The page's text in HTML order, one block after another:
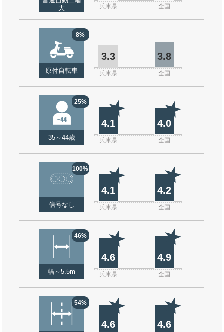
大
兵庫県 全国
8%
原付自転車
3.3 3.8
兵庫県 全国
25%
35～44歳
4.1 4.0
兵庫県 全国
100%
信号なし
4.1 4.2
兵庫県 全国
46%
幅～5.5m
4.6 4.9
兵庫県 全国
54%
4.6 4.6